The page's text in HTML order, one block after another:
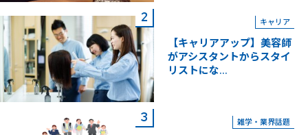
キャリア
【キャリアアップ】美容師
がアシスタントからスタイ
リストにな...
雑学・業界話題